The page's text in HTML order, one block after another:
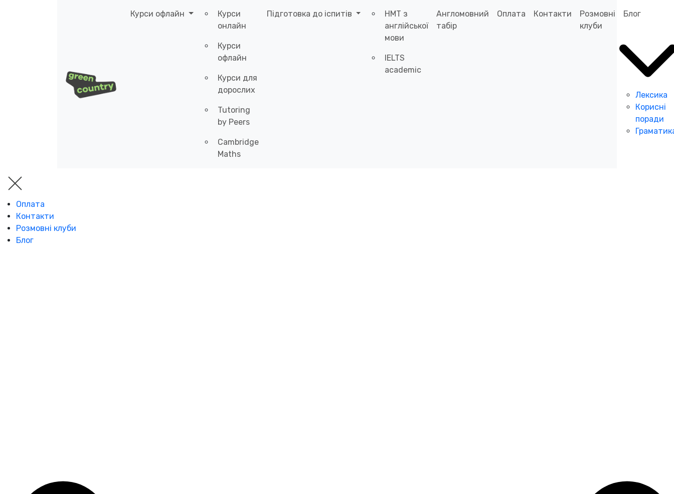
Курси офлайн
Курси
онлайн
Курси
офлайн
Курси для
дорослих
Tutoring
by Peers
Cambridge
Maths
Підготовка до іспитів
НМТ з
англійської
мови
IELTS
academic
Англомовний
табір
Оплата Контакти
Розмовні
клуби
Блог
Лексика
Корисні
поради
Оплата
Контакти
Розмовні клуби
Блог